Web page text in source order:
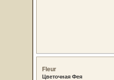
Fleur
Цветочная Фея